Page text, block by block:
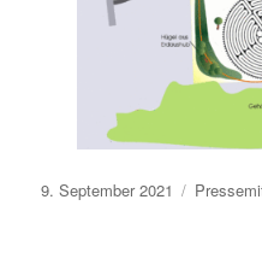
Veröffentlicht
9. September 2021